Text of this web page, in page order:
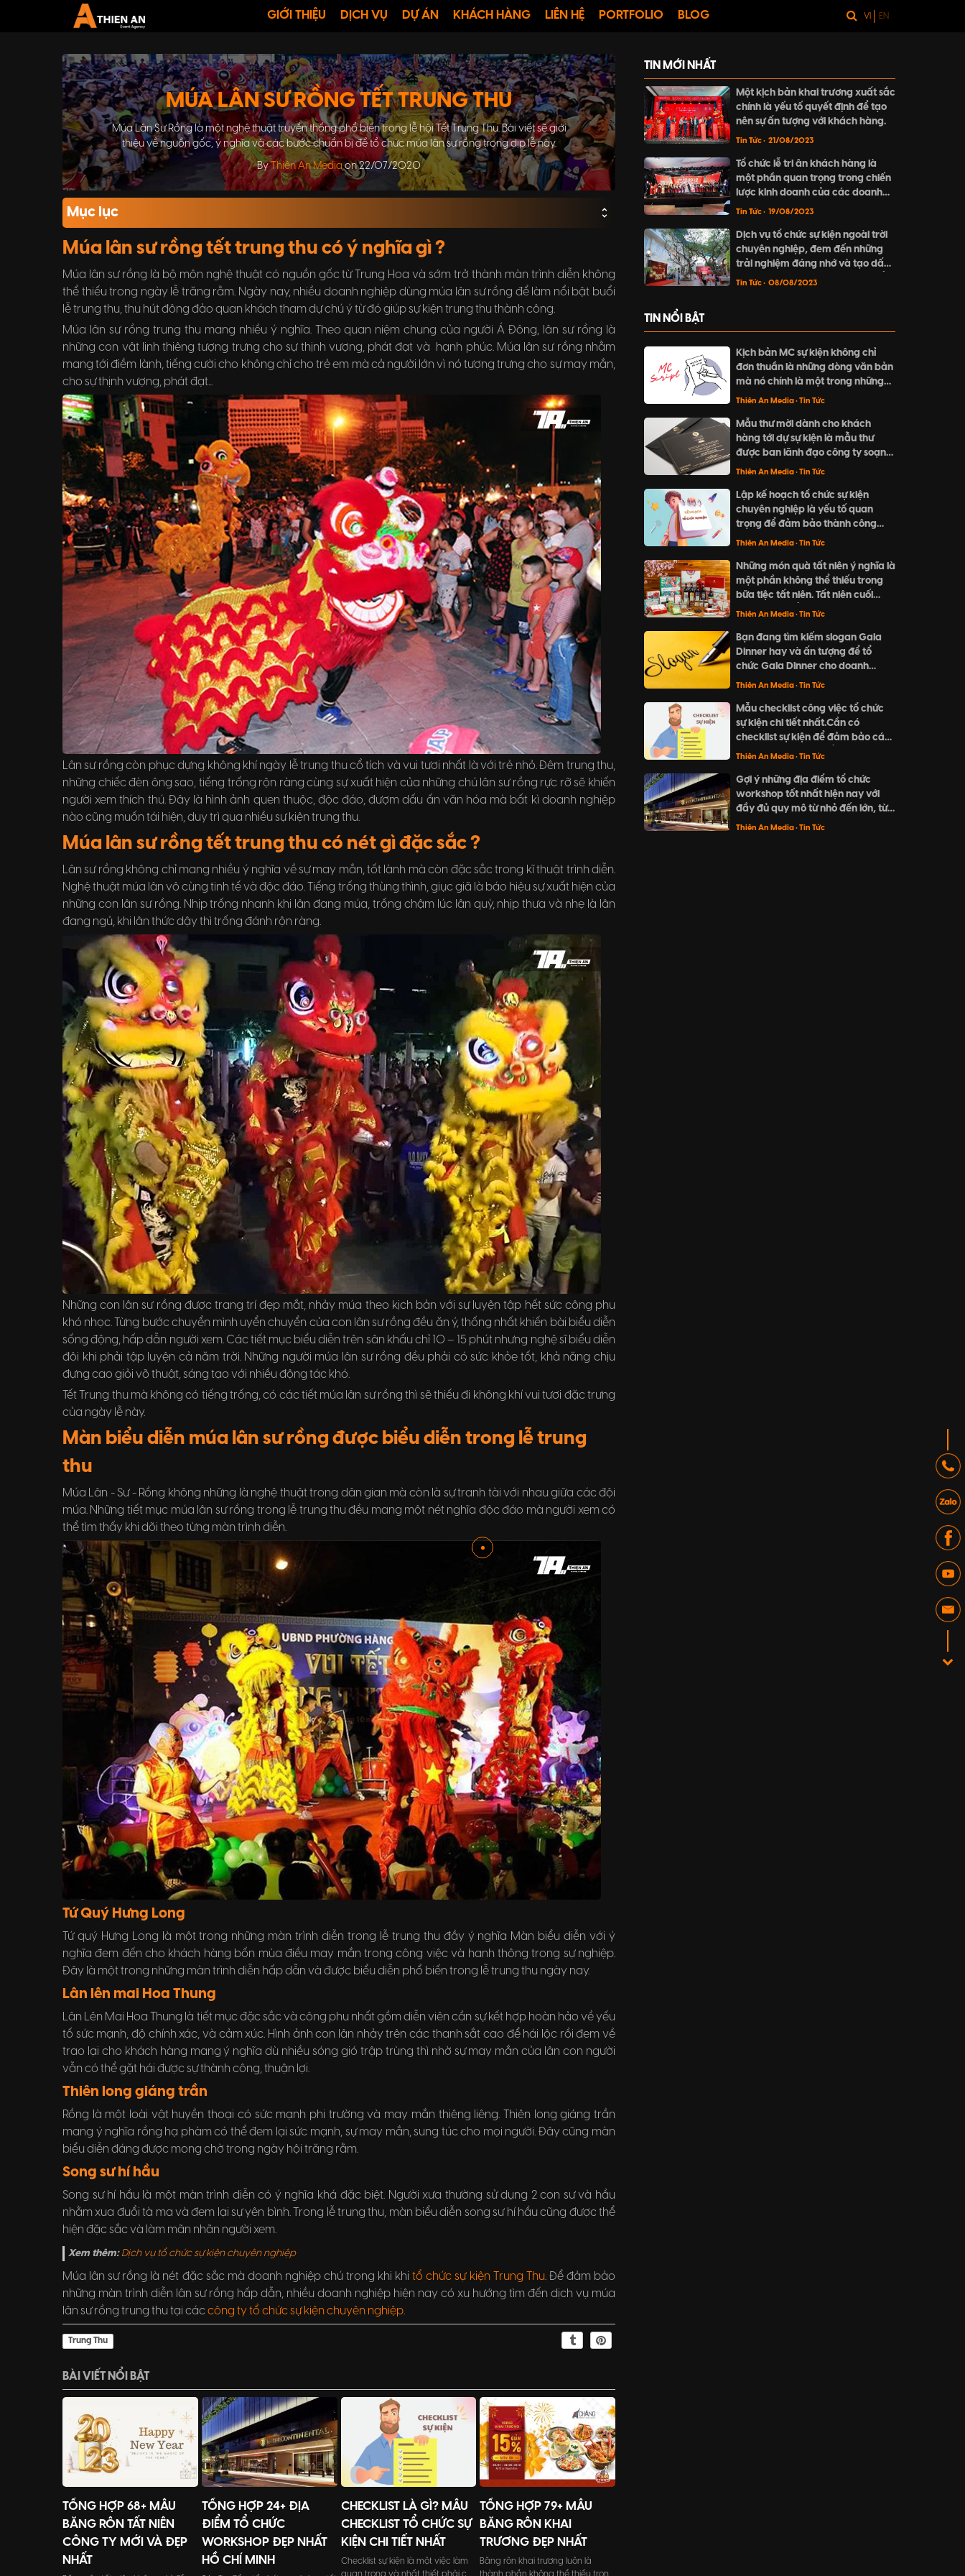
GIỚI THIỆU DỊCH VỤ DỰ ÁN KHÁCH HÀNG LIÊN HỆ PORTFOLIO BLOG VI EN
MÚA LÂN SƯ RỒNG TẾT TRUNG THU
Múa Lân Sư Rồng là một nghệ thuật truyền thống phổ biến trong lễ hội Tết Trung Thu. Bài viết sẽ giới
thiệu về nguồn gốc, ý nghĩa và các bước chuẩn bị để tổ chức múa lân sư rồng trong dịp lễ này.
ByThiên An Mediaon 22/07/2020
Mục lục
Múa lân sư rồng tết trung thu có ý nghĩa gì ?
Múa lân sư rồng là bộ môn nghệ thuật có nguồn gốc từ Trung Hoa và sớm trở thành màn trình diễn không
thể thiếu trong ngày lễ trăng rằm. Ngày nay, nhiều doanh nghiệp dùng múa lân sư rồng để làm nổi bật buổi
lễ trung thu, thu hút đông đảo quan khách tham dự chú ý từ đó giúp sự kiện trung thu thành công.
Múa lân sư rồng trung thu mang nhiều ý nghĩa. Theo quan niệm chung của người Á Đông, lân sư rồng là
những con vật linh thiêng tượng trưng cho sự thịnh vượng, phát đạt và hạnh phúc. Múa lân sư rồng nhằm
mang tới điềm lành, tiếng cười cho không chỉ cho trẻ em mà cả người lớn vì nó tượng trưng cho sự may mắn,
cho sự thịnh vượng, phát đạt...
Lân sư rồng còn phục dựng không khí ngày lễ trung thu cổ tích và vui tươi nhất là với trẻ nhỏ. Đêm trung thu,
những chiếc đèn ông sao, tiếng trống rộn ràng cùng sự xuất hiện của những chú lân sư rồng rực rỡ sẽ khiến
người xem thích thú. Đây là hình ảnh quen thuộc, độc đáo, đượm dấu ấn văn hóa mà bất kì doanh nghiệp
nào cũng muốn tái hiện, duy trì qua nhiều sự kiện trung thu.
Múa lân sư rồng tết trung thu có nét gì đặc sắc ?
Lân sư rồng không chỉ mang nhiều ý nghĩa về sự may mắn, tốt lành mà còn đặc sắc trong kĩ thuật trình diễn.
Nghệ thuật múa lân vô cùng tinh tế và độc đáo. Tiếng trống thùng thình, giục giã là báo hiệu sự xuất hiện của
những con lân sư rồng. Nhịp trống nhanh khi lân đang múa, trống chậm lúc lân quỳ, nhịp thưa và nhẹ là lân
đang ngủ, khi lân thức dậy thì trống đánh rộn ràng.
Những con lân sư rồng được trang trí đẹp mắt, nhảy múa theo kịch bản với sự luyện tập hết sức công phu
khó nhọc. Từng bước chuyển mình uyển chuyển của con lân sư rồng đều ăn ý, thống nhất khiến bài biểu diễn
sống động, hấp dẫn người xem. Các tiết mục biểu diễn trên sân khấu chỉ 10 – 15 phút nhưng nghệ sĩ biểu diễn
đôi khi phải tập luyện cả năm trời. Những người múa lân sư rồng đều phải có sức khỏe tốt, khả năng chịu
đựng cao giỏi võ thuật, sáng tạo với nhiều động tác khó.
Tết Trung thu mà không có tiếng trống, có các tiết múa lân sư rồng thì sẽ thiếu đi không khí vui tươi đặc trưng
của ngày lễ này.
Màn biểu diễn múa lân sư rồng được biểu diễn trong lễ trung
thu
Múa Lân - Sư - Rồng không những là nghệ thuật trong dân gian mà còn là sự tranh tài với nhau giữa các đội
múa. Những tiết mục múa lân sư rồng trong lễ trung thu đều mang một nét nghĩa độc đáo mà người xem có
thể tìm thấy khi dõi theo từng màn trình diễn.
Tứ Quý Hưng Long
Tứ quý Hưng Long là một trong những màn trình diễn trong lễ trung thu đầy ý nghĩa Màn biểu diễn với ý
nghĩa đem đến cho khách hàng bốn mùa điều may mắn trong công việc và hanh thông trong sự nghiệp.
Đây là một trong những màn trình diễn hấp dẫn và được biểu diễn phổ biến trong lễ trung thu ngày nay.
Lân lên mai Hoa Thung
Lân Lên Mai Hoa Thung là tiết mục đặc sắc và công phu nhất gồm diễn viên cần sự kết hợp hoàn hảo về yếu
tố sức mạnh, độ chính xác, và cảm xúc. Hình ảnh con lân nhảy trên các thanh sắt cao để hái lộc rồi đem về
trao lại cho khách hàng mang ý nghĩa dù nhiều sóng gió trập trùng thì nhờ sự may mắn của lân con người
vẫn có thể gặt hái được sự thành công, thuận lợi.
Thiên long giáng trần
Rồng là một loài vật huyền thoại có sức mạnh phi trường và may mắn thiêng liêng. Thiên long giáng trần
mang ý nghĩa rồng hạ phàm có thể đem lại sức mạnh, sự may mắn, sung túc cho mọi người. Đây cũng màn
biểu diễn đáng được mong chờ trong ngày hội trăng rằm.
Song sư hí hầu
Song sư hí hầu là một màn trình diễn có ý nghĩa khá đặc biệt. Người xưa thường sử dụng 2 con sư và hầu
nhằm xua đuổi tà ma và đem lại sự yên bình. Trong lễ trung thu, màn biểu diễn song sư hí hầu cũng được thể
hiện đặc sắc và làm mãn nhãn người xem.
Xem thêm: Dịch vụ tổ chức sự kiện chuyên nghiệp
Múa lân sư rồng là nét đặc sắc mà doanh nghiệp chú trọng khi khitổ chức sự kiện Trung Thu. Để đảm bảo
những màn trình diễn lân sư rồng hấp dẫn, nhiều doanh nghiệp hiện nay có xu hướng tìm đến dịch vụ múa
lân sư rồng trung thu tại các công ty tổ chức sự kiện chuyên nghiệp.
Trung Thu
BÀI VIẾT NỔI BẬT
TỔNG HỢP 68+ MẪU
BĂNG RÔN TẤT NIÊN
CÔNG TY MỚI VÀ ĐẸP
NHẤT
TỔNG HỢP 24+ ĐỊA
ĐIỂM TỔ CHỨC
WORKSHOP ĐẸP NHẤT
HỒ CHÍ MINH
CHECKLIST LÀ GÌ? MẪU
CHECKLIST TỔ CHỨC SỰ
KIỆN CHI TIẾT NHẤT
Checklist sự kiện là một việc làm
TỔNG HỢP 79+ MẪU
BĂNG RÔN KHAI
TRƯƠNG ĐẸP NHẤT
Băng rôn khai trương luôn là
TIN MỚI NHẤT
Một kịch bản khai trương xuất sắc
chính là yếu tố quyết định để tạo
nên sự ấn tượng với khách hàng.
Tin Tức• 21/08/2023
Tổ chức lễ tri ân khách hàng là
một phần quan trọng trong chiến
lược kinh doanh của các doanh
nghiệp nhằm củng cố vị thế của
Tin Tức• 19/08/2023
Dịch vụ tổ chức sự kiện ngoài trời
chuyên nghiệp, đem đến những
trải nghiệm đáng nhớ và tạo dấu
ấn riêng. Hãy khám phá cách tổ
Tin Tức• 08/08/2023
TIN NỔI BẬT
Kịch bản MC sự kiện không chỉ
đơn thuần là những dòng văn bản
mà nó chính là một trong những
yếu tố làm nên sự thành công cho
Thiên An Media• Tin Tức
Mẫu thư mời dành cho khách
hàng tới dự sự kiện là mẫu thư
được ban lãnh đạo công ty soạn
thảo, gửi tới khách hàng nhằm
đưa ra lời mời tham dự sự kiện.
Thiên An Media• Tin Tức
Lập kế hoạch tổ chức sự kiện
chuyên nghiệp là yếu tố quan
trọng để đảm bảo thành công
cho một sự kiện. Từ việc xác định
ngân sách, đến lựa chọn địa điểm
và thiết kế trang trí, tất cả đều
cần được tính toán và chuẩn bị kỹ
càng.
Thiên An Media• Tin Tức
Những món quà tất niên ý nghĩa là
một phần không thể thiếu trong
bữa tiệc tất niên. Tất niên cuối
năm là dịp để đoàn viên sum vầy
Hãy cùng khám phá những gợi ý
về món quà đặc biệt và ý nghĩa
cho người thân và đối tác trong
dịp cuối năm này.
Thiên An Media• Tin Tức
Bạn đang tìm kiếm slogan Gala
Dinner hay và ấn tượng để tổ
chức Gala Dinner cho doanh
nghiệp? Khám phá ngay "Top 20
tượng nhất" của Thiên An Media
với những ý tưởng sáng tạo, ngắn
gọn và dễ nhớ.
Thiên An Media• Tin Tức
Mẫu checklist công việc tổ chức
sự kiện chi tiết nhất.Cần có
checklist sự kiện để đảm bảo các
đầu mục đã được kiểm tra cũng
nào.
Thiên An Media• Tin Tức
Gợi ý những địa điểm tổ chức
workshop tốt nhất hiện nay với
đầy đủ quy mô từ nhỏ đến lớn, từ
không gian ngoài trời cho đến
Thiên An Media• Tin Tức